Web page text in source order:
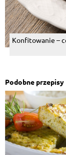
Konfitowanie –
Podobne przepisy